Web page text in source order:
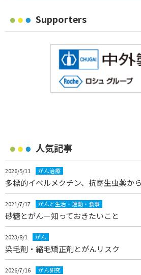
Supporters
人気記事
2026/5/11 がん治療
多標的イベルメクチン、抗寄生虫薬か
2021/7/17 がんと生活・運動・食事
砂糖とがん－知っておきたいこと
2023/8/1 がん
染毛剤・縮毛矯正剤とがんリスク
2026/7/16 がん研究